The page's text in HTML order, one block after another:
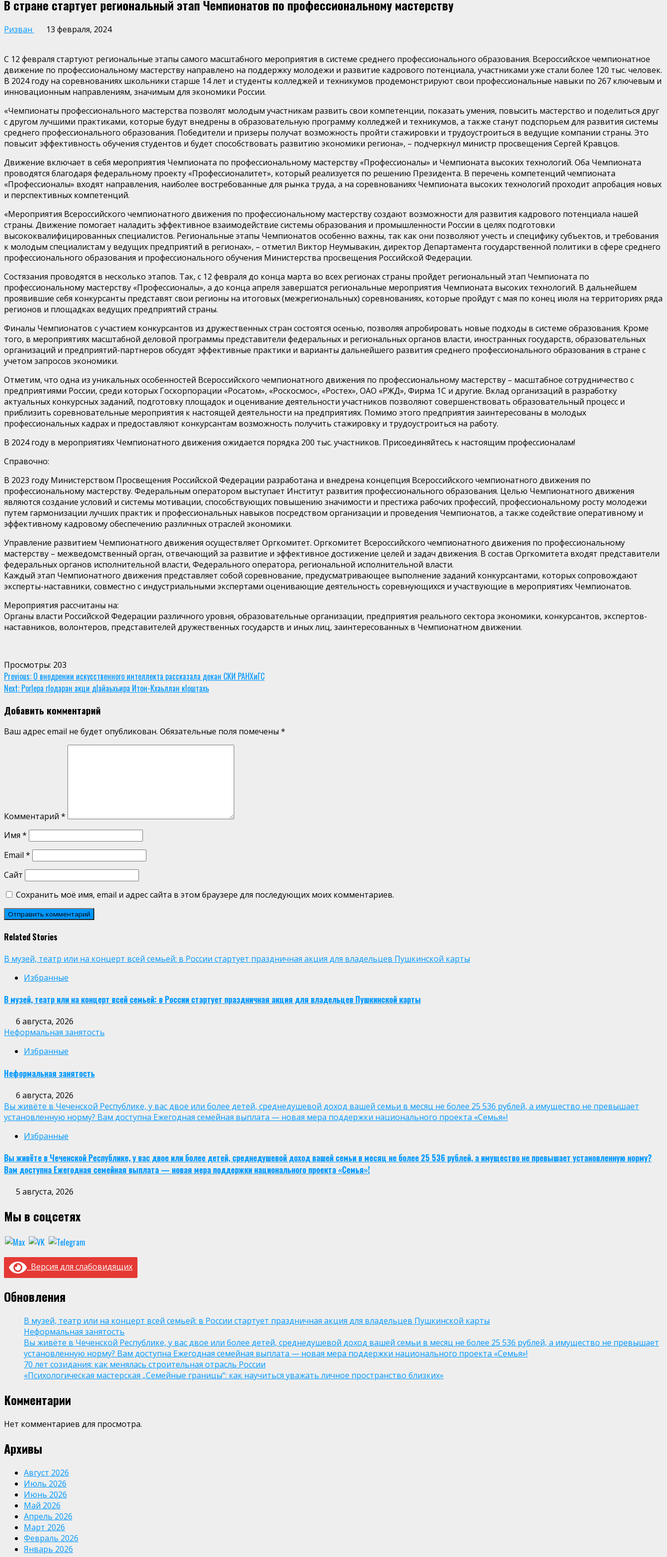
В стране стартует региональный этап Чемпионатов по профессиональному мастерству
Ризван 13 февраля, 2024
С 12 февраля стартуют региональные этапы самого масштабного мероприятия в системе среднего профессионального образования. Всероссийское чемпионатное
движение по профессиональному мастерству направлено на поддержку молодежи и развитие кадрового потенциала, участниками уже стали более 120 тыс. человек.
В 2024 году на соревнованиях школьники старше 14 лет и студенты колледжей и техникумов продемонстрируют свои профессиональные навыки по 267 ключевым и
инновационным направлениям, значимым для экономики России.
«Чемпионаты профессионального мастерства позволят молодым участникам развить свои компетенции, показать умения, повысить мастерство и поделиться друг
с другом лучшими практиками, которые будут внедрены в образовательную программу колледжей и техникумов, а также станут подспорьем для развития системы
среднего профессионального образования. Победители и призеры получат возможность пройти стажировки и трудоустроиться в ведущие компании страны. Это
повысит эффективность обучения студентов и будет способствовать развитию экономики региона», – подчеркнул министр просвещения Сергей Кравцов.
Движение включает в себя мероприятия Чемпионата по профессиональному мастерству «Профессионалы» и Чемпионата высоких технологий. Оба Чемпионата
проводятся благодаря федеральному проекту «Профессионалитет», который реализуется по решению Президента. В перечень компетенций чемпионата
«Профессионалы» входят направления, наиболее востребованные для рынка труда, а на соревнованиях Чемпионата высоких технологий проходит апробация новых
и перспективных компетенций.
«Мероприятия Всероссийского чемпионатного движения по профессиональному мастерству создают возможности для развития кадрового потенциала нашей
страны. Движение помогает наладить эффективное взаимодействие системы образования и промышленности России в целях подготовки
высококвалифицированных специалистов. Региональные этапы Чемпионатов особенно важны, так как они позволяют учесть и специфику субъектов, и требования
к молодым специалистам у ведущих предприятий в регионах», – отметил Виктор Неумывакин, директор Департамента государственной политики в сфере среднего
профессионального образования и профессионального обучения Министерства просвещения Российской Федерации.
Состязания проводятся в несколько этапов. Так, с 12 февраля до конца марта во всех регионах страны пройдет региональный этап Чемпионата по
профессиональному мастерству «Профессионалы», а до конца апреля завершатся региональные мероприятия Чемпионата высоких технологий. В дальнейшем
проявившие себя конкурсанты представят свои регионы на итоговых (межрегиональных) соревнованиях, которые пройдут с мая по конец июля на территориях ряда
регионов и площадках ведущих предприятий страны.
Финалы Чемпионатов с участием конкурсантов из дружественных стран состоятся осенью, позволяя апробировать новые подходы в системе образования. Кроме
того, в мероприятиях масштабной деловой программы представители федеральных и региональных органов власти, иностранных государств, образовательных
организаций и предприятий-партнеров обсудят эффективные практики и варианты дальнейшего развития среднего профессионального образования в стране с
учетом запросов экономики.
Отметим, что одна из уникальных особенностей Всероссийского чемпионатного движения по профессиональному мастерству – масштабное сотрудничество с
предприятиями России, среди которых Госкорпорации «Росатом», «Роскосмос», «Ростех», ОАО «РЖД», Фирма 1С и другие. Вклад организаций в разработку
актуальных конкурсных заданий, подготовку площадок и оценивание деятельности участников позволяют совершенствовать образовательный процесс и
приблизить соревновательные мероприятия к настоящей деятельности на предприятиях. Помимо этого предприятия заинтересованы в молодых
профессиональных кадрах и предоставляют конкурсантам возможность получить стажировку и трудоустроиться на работу.
В 2024 году в мероприятиях Чемпионатного движения ожидается порядка 200 тыс. участников. Присоединяйтесь к настоящим профессионалам!
Справочно:
В 2023 году Министерством Просвещения Российской Федерации разработана и внедрена концепция Всероссийского чемпионатного движения по
профессиональному мастерству. Федеральным оператором выступает Институт развития профессионального образования. Целью Чемпионатного движения
являются создание условий и системы мотивации, способствующих повышению значимости и престижа рабочих профессий, профессиональному росту молодежи
путем гармонизации лучших практик и профессиональных навыков посредством организации и проведения Чемпионатов, а также содействие оперативному и
эффективному кадровому обеспечению различных отраслей экономики.
Управление развитием Чемпионатного движения осуществляет Оргкомитет. Оргкомитет Всероссийского чемпионатного движения по профессиональному
мастерству – межведомственный орган, отвечающий за развитие и эффективное достижение целей и задач движения. В состав Оргкомитета входят представители
федеральных органов исполнительной власти, Федерального оператора, региональной исполнительной власти.
Каждый этап Чемпионатного движения представляет собой соревнование, предусматривающее выполнение заданий конкурсантами, которых сопровождают
эксперты-наставники, совместно с индустриальными экспертами оценивающие деятельность соревнующихся и участвующие в мероприятиях Чемпионатов.
Мероприятия рассчитаны на:
Органы власти Российской Федерации различного уровня, образовательные организации, предприятия реального сектора экономики, конкурсантов, экспертов-
наставников, волонтеров, представителей дружественных государств и иных лиц, заинтересованных в Чемпионатном движении.
Просмотры: 203
Continue
Reading
Previous: О внедрении искусственного интеллекта рассказала декан СКИ РАНХиГС
Next: РогIера гIодаран акци дIайаьхьира Итон-Кхаьллан кIоштахь
Добавить комментарий
Ваш адрес email не будет опубликован. Обязательные поля помечены *
Комментарий *
Имя *
Email *
Сайт
Сохранить моё имя, email и адрес сайта в этом браузере для последующих моих комментариев.
Related Stories
В музей, театр или на концерт всей семьей: в России стартует праздничная акция для владельцев Пушкинской карты
Избранные
В музей, театр или на концерт всей семьей: в России стартует праздничная акция для владельцев Пушкинской карты
6 августа, 2026
Неформальная занятость
Избранные
Неформальная занятость
6 августа, 2026
Вы живёте в Чеченской Республике, у вас двое или более детей, среднедушевой доход вашей семьи в месяц не более 25 536 рублей, а имущество не превышает
установленную норму? Вам доступна Ежегодная семейная выплата — новая мера поддержки национального проекта «Семья»!
Избранные
Вы живёте в Чеченской Республике, у вас двое или более детей, среднедушевой доход вашей семьи в месяц не более 25 536 рублей, а имущество не превышает установленную норму?
Вам доступна Ежегодная семейная выплата — новая мера поддержки национального проекта «Семья»!
5 августа, 2026
Мы в соцсетях
Версия для слабовидящих
Обновления
В музей, театр или на концерт всей семьей: в России стартует праздничная акция для владельцев Пушкинской карты
Неформальная занятость
Вы живёте в Чеченской Республике, у вас двое или более детей, среднедушевой доход вашей семьи в месяц не более 25 536 рублей, а имущество не превышает
установленную норму? Вам доступна Ежегодная семейная выплата — новая мера поддержки национального проекта «Семья»!
70 лет созидания: как менялась строительная отрасль России
«Психологическая мастерская „Семейные границы“: как научиться уважать личное пространство близких»
Комментарии
Нет комментариев для просмотра.
Архивы
Август 2026
Июль 2026
Июнь 2026
Май 2026
Апрель 2026
Март 2026
Февраль 2026
Январь 2026